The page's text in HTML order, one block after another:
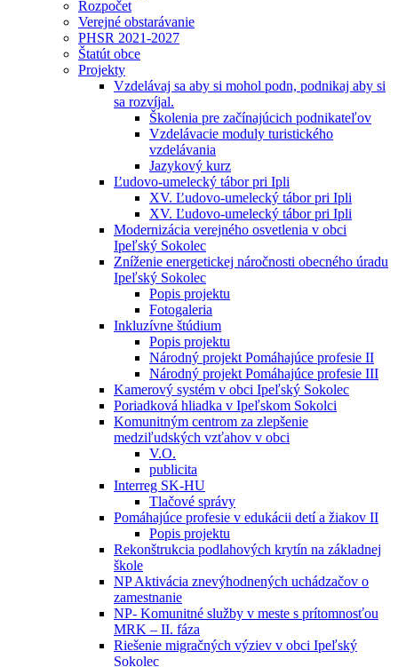
Rozpočet
Verejné obstarávanie
PHSR 2021-2027
Štatút obce
Projekty
Vzdelávaj sa aby si mohol podn, podnikaj aby si
sa rozvíjal.
Školenia pre začínajúcich podnikateľov
Vzdelávacie moduly turistického
vzdelávania
Jazykový kurz
Ľudovo-umelecký tábor pri Ipli
XV. Ľudovo-umelecký tábor pri Ipli
XV. Ľudovo-umelecký tábor pri Ipli
Modernizácia verejného osvetlenia v obci
Ipeľský Sokolec
Zníženie energetickej náročnosti obecného úradu
Ipeľský Sokolec
Popis projektu
Fotogaleria
Inkluzívne štúdium
Popis projektu
Národný projekt Pomáhajúce profesie II
Národný projekt Pomáhajúce profesie III
Kamerový systém v obci Ipeľský Sokolec
Poriadková hliadka v Ipeľskom Sokolci
Komunitným centrom za zlepšenie
medziľudských vzťahov v obci
V.O.
publicita
Interreg SK-HU
Tlačové správy
Pomáhajúce profesie v edukácii detí a žiakov II
Popis projektu
Rekonštrukcia podlahových krytín na základnej
škole
NP Aktivácia znevýhodnených uchádzačov o
zamestnanie
NP- Komunitné služby v meste s prítomnosťou
MRK – II. fáza
Riešenie migračných výziev v obci Ipeľský
Sokolec